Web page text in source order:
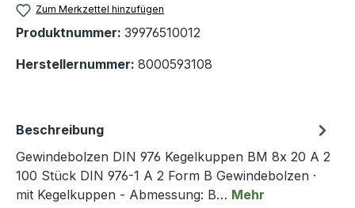
Zum Merkzettel hinzufügen
Produktnummer: 39976510012
Herstellernummer: 8000593108
Beschreibung
Gewindebolzen DIN 976 Kegelkuppen BM 8x 20 A 2
100 Stück DIN 976-1 A 2 Form B Gewindebolzen ·
mit Kegelkuppen - Abmessung: B… Mehr